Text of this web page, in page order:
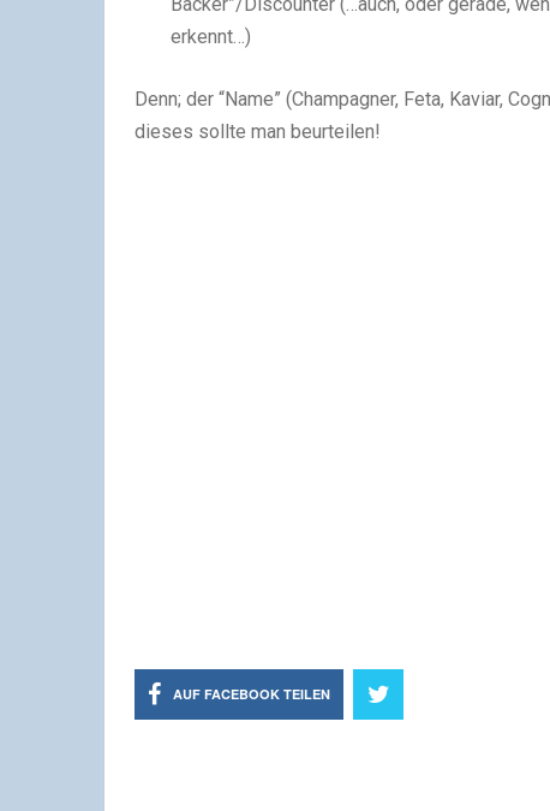
erkennt…)
Denn; der “Name” (Champagner, Feta, Kaviar,
dieses sollte man beurteilen!
AUF FACEBOOK TEILEN